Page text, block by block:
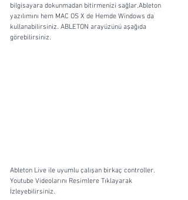
bilgisayara dokunmadan bitirmenizi sağlar.Ableton
yazılımını hem MAC OS X de Hemde Windows da
kullanabilirsiniz. ABLETON arayüzünü aşağıda
görebilirsiniz.
Ableton Live ile uyumlu çalışan birkaç controller.
Youtube Videolarını Resimlere Tıklayarak
İzleyebilirsiniz.